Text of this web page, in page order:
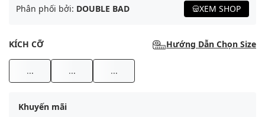
Phân phối bởi: DOUBLE BAD XEM SHOP
KÍCH CỠ Hướng Dẫn Chọn Size
... ... ...
Khuyến mãi